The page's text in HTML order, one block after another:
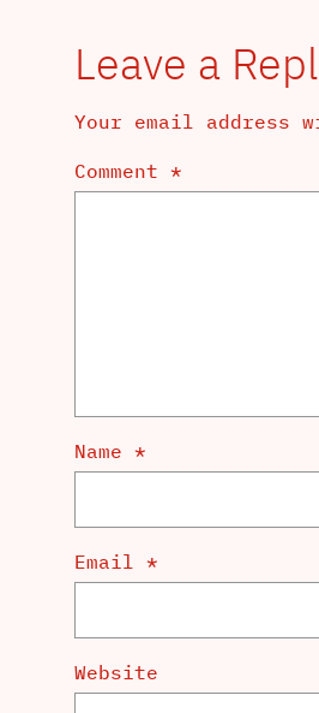
Leave a
Your email address
Comment *
Name *
Email *
Website